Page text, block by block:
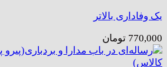
یک وفاداری بالاتر
770,000 تومان